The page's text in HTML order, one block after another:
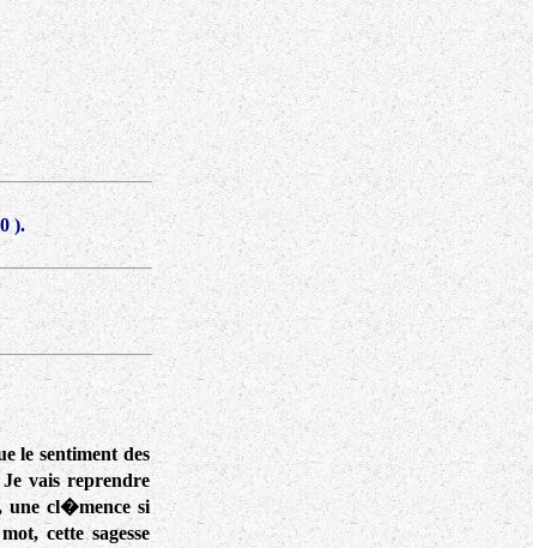
).
le sentiment des
vais reprendre
une cl�mence si
cette sagesse